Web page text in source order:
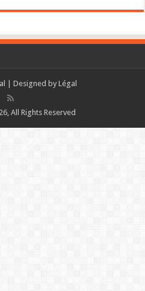
| Designed by Légal
All Rights Reserved